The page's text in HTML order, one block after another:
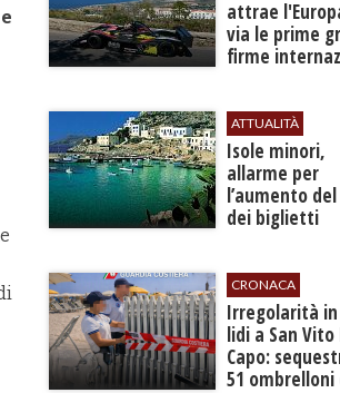
attrae
via le prime
firme
ATTUALITÀ
Isole minori,
allarme per
l’aumento del
dei biglietti
CRONACA
Irregolarità
lidi a San Vito
Capo:
51 ombrelloni